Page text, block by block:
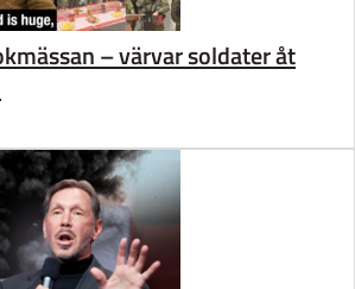
– värvar soldater åt